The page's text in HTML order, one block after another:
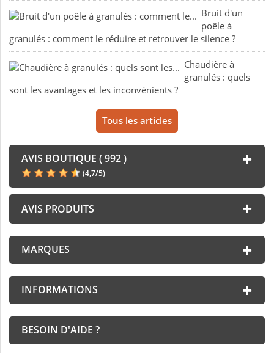
Bruit d'un
poêle à
granulés : comment le réduire et retrouver le silence ?
Chaudière à
granulés : quels
sont les avantages et les inconvénients ?
Tous les articles
AVIS BOUTIQUE ( 992 )
(4,7/5)
AVIS PRODUITS
MARQUES
INFORMATIONS
BESOIN D'AIDE ?